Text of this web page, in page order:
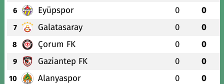
6 Eyüpspor 0 0
7 Galatasaray 0 0
8 Çorum FK 0 0
9 Gaziantep FK 0 0
10 Alanyaspor 0 0